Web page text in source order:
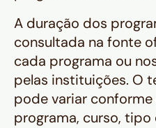
A duração dos
consultada na fonte
cada programa ou
pelas instituições. O
pode variar
programa, curso,